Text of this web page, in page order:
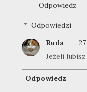
Odpowiedz
Odpowiedzi
Ruda
Jeżeli
Odpowiedz